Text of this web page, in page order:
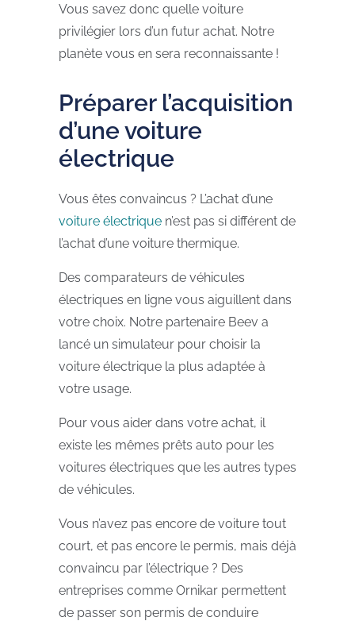
Vous savez donc quelle voiture
privilégier lors d’un futur achat. Notre
planète vous en sera reconnaissante !
Préparer l’acquisition
d’une voiture
électrique
Vous êtes convaincus ? L’achat d’une
voiture électrique n’est pas si différent de
l’achat d’une voiture thermique.
Des comparateurs de véhicules
électriques en ligne vous aiguillent dans
votre choix. Notre partenaire Beev a
lancé un simulateur pour choisir la
voiture électrique la plus adaptée à
votre usage.
Pour vous aider dans votre achat, il
existe les mêmes prêts auto pour les
voitures électriques que les autres types
de véhicules.
Vous n’avez pas encore de voiture tout
court, et pas encore le permis, mais déjà
convaincu par l’électrique ? Des
entreprises comme Ornikar permettent
de passer son permis de conduire